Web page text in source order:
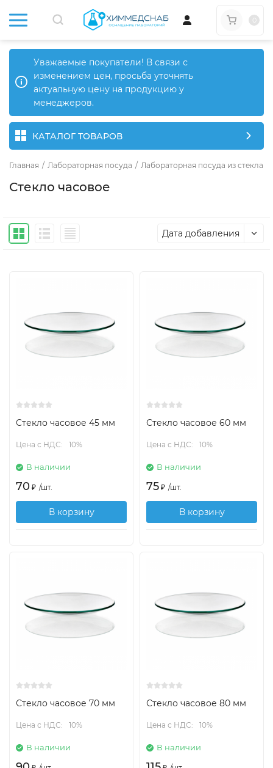
Уважаемые покупатели! В связи с
изменением цен, просьба уточнять
актуальную цену на продукцию у
менеджеров.
КАТАЛОГ ТОВАРОВ
Главная / Лабораторная посуда / Лабораторная посуда из стекла
Стекло часовое
Дата добавления
Стекло часовое 45 мм
Цена с НДС: 10%
В наличии
70 ₽ /шт.
В корзину
Стекло часовое 60 мм
Цена с НДС: 10%
В наличии
75 ₽ /шт.
В корзину
Стекло часовое 70 мм
Цена с НДС: 10%
В наличии
Стекло часовое 80 мм
Цена с НДС: 10%
В наличии